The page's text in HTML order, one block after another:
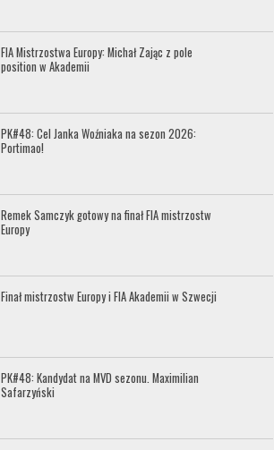
FIA Mistrzostwa Europy: Michał Zając z pole
position w Akademii
PK#48: Cel Janka Woźniaka na sezon 2026:
Portimao!
Remek Samczyk gotowy na finał FIA mistrzostw
Europy
Finał mistrzostw Europy i FIA Akademii w Szwecji
PK#48: Kandydat na MVD sezonu. Maximilian
Safarzyński